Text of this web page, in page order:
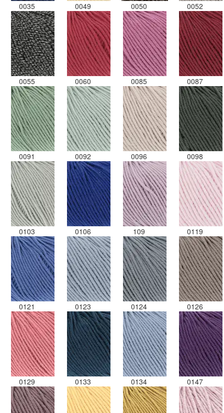
0035 0049 0050 0052
0055 0060 0085 0087
0091 0092 0096 0098
0103 0106 109 0119
0121 0123 0124 0126
0129 0133 0134 0147